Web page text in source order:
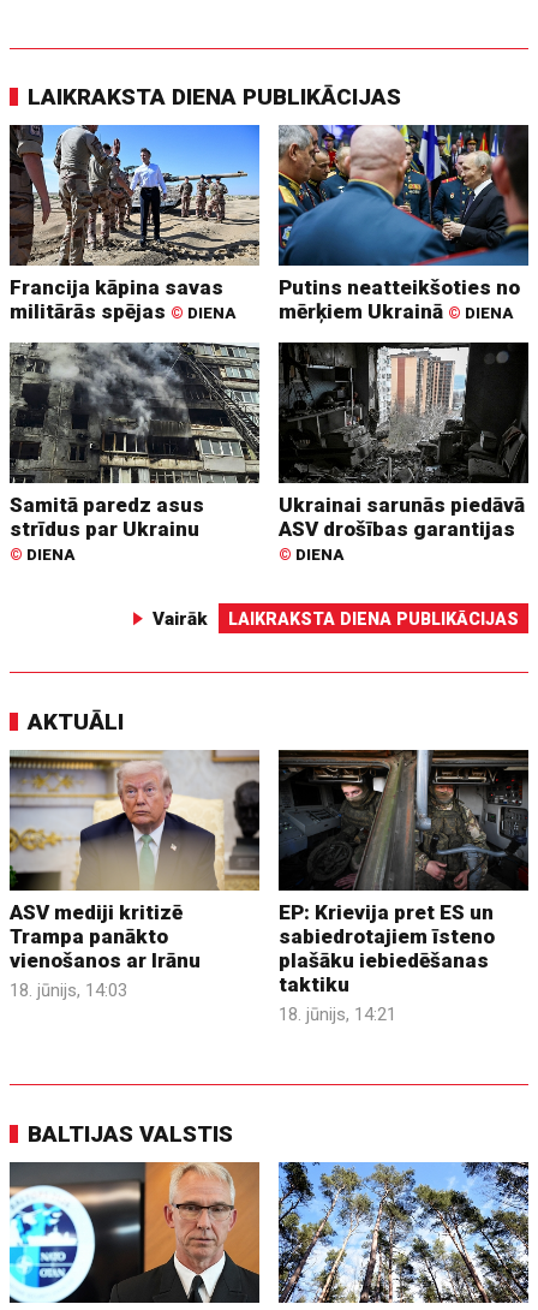
LAIKRAKSTA DIENA PUBLIKĀCIJAS
Francija kāpina savas
militārās spējas © DIENA
Putins neatteikšoties no
mērķiem Ukrainā © DIENA
Samitā paredz asus
strīdus par Ukrainu
© DIENA
Ukrainai sarunās piedāvā
ASV drošības garantijas
© DIENA
Vairāk LAIKRAKSTA DIENA PUBLIKĀCIJAS
AKTUĀLI
ASV mediji kritizē
Trampa panākto
vienošanos ar Irānu
18. jūnijs, 14:03
EP: Krievija pret ES un
sabiedrotajiem īsteno
plašāku iebiedēšanas
taktiku
18. jūnijs, 14:21
BALTIJAS VALSTIS